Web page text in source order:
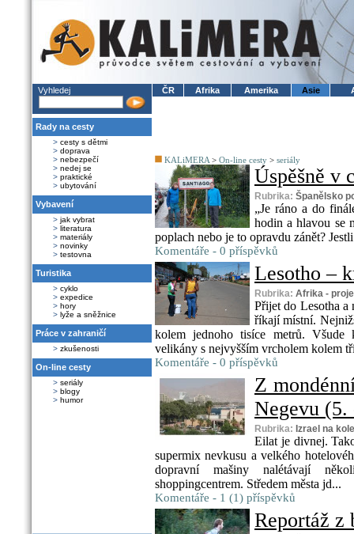
Vyhledej
Rady na cesty
> cesty s dětmi
> doprava
> nebezpečí
> nedej se
> praktické
> ubytování
Vybavení
> jak vybrat
> literatura
> materiály
> novinky
> testovna
Turistika
> cyklo
> expedice
> hory
> lyže a sněžnice
Práce v zahraničí
> zkušenosti
On-line cesty
> seriály
> blogy
> humor
ČR Afrika Amerika Asie
KALiMERA > On-line cesty > seriály
Úspěšně v
Rubrika: Španělsko
„Je ráno a do
hodin a hlavou se
poplach nebo je to opravdu zánět?
Komentáře - 0 příspěvků
Lesotho –
Rubrika: Afrika -
Přijet do Lesotha a
říkají místní.
kolem jednoho tisíce metrů. Všude
velikány s nejvyšším vrcholem kolem
Komentáře - 0 příspěvků
Z
Negevu
Rubrika: Izrael na kole
Eilat je divnej.
supermix nevkusu a velkého
dopravní mašiny nalétávají
shoppingcentrem. Středem města jd...
Komentáře - 1 (1) příspěvků
Reportáž z